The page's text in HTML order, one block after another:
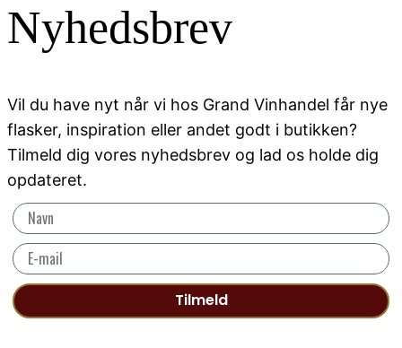
Nyhedsbrev
Vil du have nyt når vi hos Grand Vinhandel får nye
flasker, inspiration eller andet godt i butikken?
Tilmeld dig vores nyhedsbrev og lad os holde dig
opdateret.
Tilmeld